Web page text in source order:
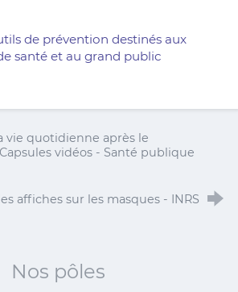
de prévention destinés aux
santé et au grand public
vie quotidienne après le
vidéos - Santé publique
affiches sur les masques - INRS
Nos pôles